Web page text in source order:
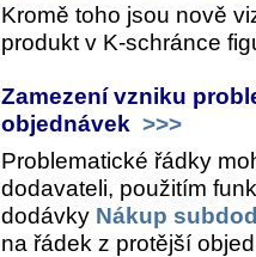
Kromě toho jsou nově
produkt v K-schránce
Zamezení vzniku
objednávek >>>
Problematické řádky
dodavateli, použitím
dodávky Nákup
na řádek z protější